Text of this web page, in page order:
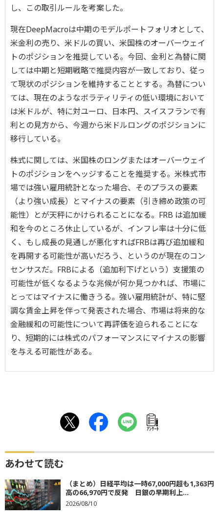
し、この取引ルールを考案した。
現在DeepMacroは中期のモデルポートフォリオとして、
米金利の売り、米ドルの買い、米国株のオーバーウェイ
トのポジションを推奨している。今回、金利と為替に関
しては中期と短期戦略で推奨内容が一致しており、従っ
て現状のポジションを維持することとする。為替につい
ては、現在のようなボラティリティの低い環境において
は米ドルが、特に対ユーロ、日本円、スイスフランで有
利との見方から、今週から米ドルロングのポジションに
移行している。
株式に関しては、米国株のロングまたはオーバーウェイ
トのポジションをヘッジすることを推奨する。米株式市
場では強い雇用統計となった場合、そのプラスの要素
（より強い成長）とマイナスの要素（引き締め政策の可
能性）とが天秤にかけられることになる。FRB は追加緩
和を今のところ休止しているが、インフレ率は十分に低
く、もし成長の見通しが悪化すればFRBは再び追加緩和
を再開する可能性が高いだろう、というのが現在のコン
センサスだ。FRBによる（追加利下げという）支援策の
可能性が低くなるような兆候が何か見つかれば、市場に
とってはマイナスに働きうる。強い雇用統計が、特に堅
調な賃金上昇を伴って発表された場合、市場は将来的な
金融緩和の可能性について再評価を迫られることにな
り、短期的には株式のパフォーマンスにマイナスの影響
を与える可能性がある。
ｱﾝｹｰﾄ
あわせて読む
（まとめ）日経平均は一時67,000円超も1,363円
高の66,970円で反発 日銀の早期利上...
2026/08/10